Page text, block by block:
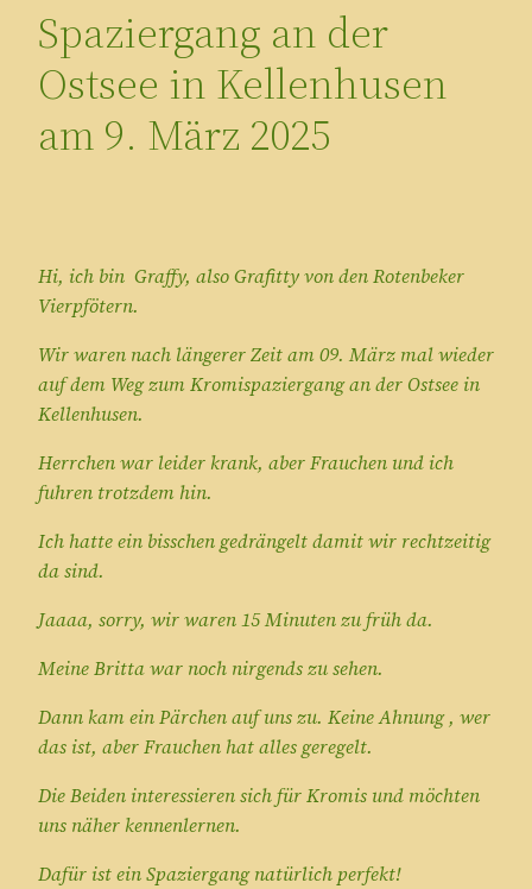
Spaziergang an der
Ostsee in Kellenhusen
am 9. März 2025
Hi, ich bin Graffy, also Grafitty von den Rotenbeker
Vierpfötern.
Wir waren nach längerer Zeit am 09. März mal wieder
auf dem Weg zum Kromispaziergang an der Ostsee in
Kellenhusen.
Herrchen war leider krank, aber Frauchen und ich
fuhren trotzdem hin.
Ich hatte ein bisschen gedrängelt damit wir rechtzeitig
da sind.
Jaaaa, sorry, wir waren 15 Minuten zu früh da.
Meine Britta war noch nirgends zu sehen.
Dann kam ein Pärchen auf uns zu. Keine Ahnung , wer
das ist, aber Frauchen hat alles geregelt.
Die Beiden interessieren sich für Kromis und möchten
uns näher kennenlernen.
Dafür ist ein Spaziergang natürlich perfekt!